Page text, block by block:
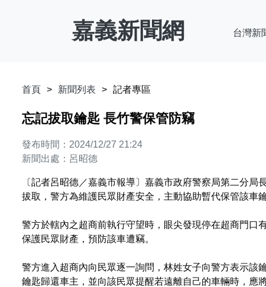
嘉義新聞網 台灣新
首頁 新聞列表 記者專區
忘記拔取鑰匙 長竹警保管防竊
發布時間：2024/12/27 21:24
新聞出處：呂昭德
〔記者呂昭德／嘉義市報導〕嘉義市政府警察局第二分
拔取，警方為維護民眾財產安全，主動協助暫代保管該車
警方於轄內之超商前執行守望時，眼尖發現停在超商門口
保護民眾財產，預防該車遭竊。
警方進入超商內向民眾逐一詢問，林姓女子向警方表示該
鑰匙歸還車主，並向該民眾提醒若遠離自己的車輛時，應